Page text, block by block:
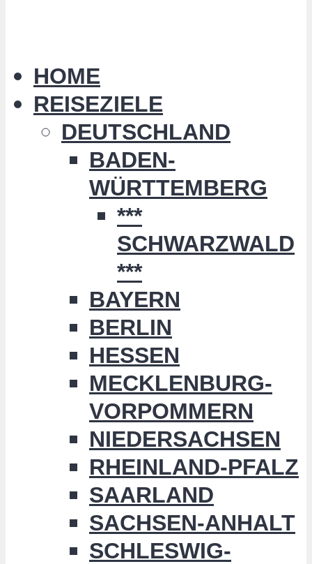
HOME
REISEZIELE
DEUTSCHLAND
BADEN-
WÜRTTEMBERG
***
SCHWARZWALD
***
BAYERN
BERLIN
HESSEN
MECKLENBURG-
VORPOMMERN
NIEDERSACHSEN
RHEINLAND-PFALZ
SAARLAND
SACHSEN-ANHALT
SCHLESWIG-